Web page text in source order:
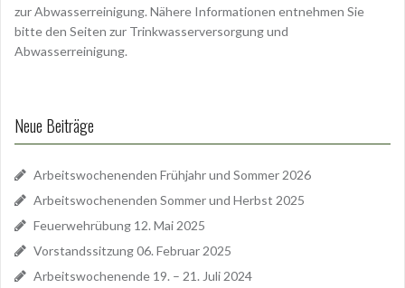
zur Abwasserreinigung. Nähere Informationen entnehmen Sie
bitte den Seiten zur Trinkwasserversorgung und
Abwasserreinigung.
Neue Beiträge
Arbeitswochenenden Frühjahr und Sommer 2026
Arbeitswochenenden Sommer und Herbst 2025
Feuerwehrübung 12. Mai 2025
Vorstandssitzung 06. Februar 2025
Arbeitswochenende 19. – 21. Juli 2024